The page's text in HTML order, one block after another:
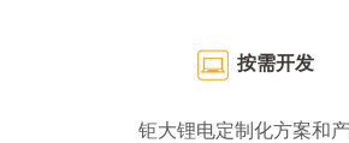
按需开发
钜大锂电定制化方案和